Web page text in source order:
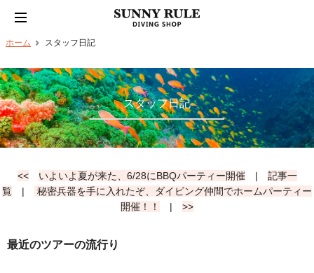
ホーム スタッフ日記
スタッフ日記
<< いよいよ夏が来た、6/28にBBQパーティー開催| 記事一
覧 |
秘密兵器を手に入れたぞ、ダイビング仲間でホームパーティー
開催！！
| >>
最近のツアーの流行り